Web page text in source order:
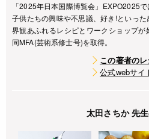
「2025年日本国際博覧会」EXPO2025
子供たちの興味や不思議、好き!といっ
界観あふれるレシピとワークショップが
同MFA(芸術系修士号)を取得。
この著者の
公式webサイ
太田さちか 先